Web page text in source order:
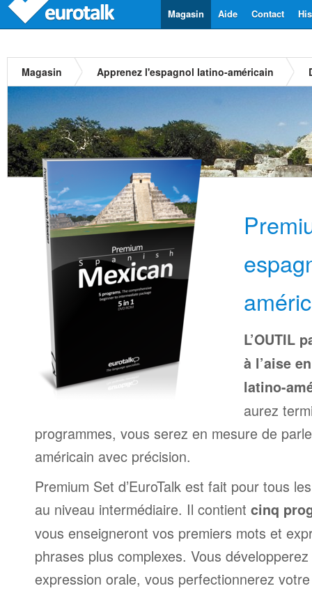
Contact
Aide
Magasin
Magasin Apprenez l'espagnol latino-américain
L’OUTIL
à l’aise
latino-
aurez
programmes, vous serez en mesure de
américain avec précision.
Premium Set d’EuroTalk est fait pour tous
au niveau intermédiaire. Il contient cinq
vous enseigneront vos premiers mots et
phrases plus complexes. Vous
expression orale, vous perfectionnerez